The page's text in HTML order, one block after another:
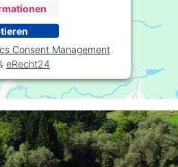
Consent Management
eRecht24